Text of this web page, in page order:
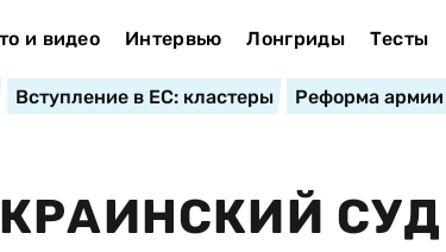
и видео Интервью Лонгриды Тесты
Вступление в ЕС: кластеры Реформа армии
СУД